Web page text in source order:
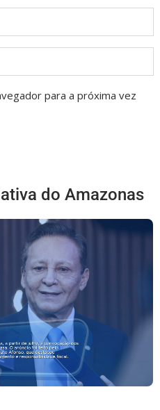
para a próxima vez
do Amazonas